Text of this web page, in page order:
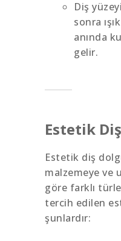
Diş
sonra
anında
gelir.
Estetik
Estetik diş
malzemeye ve
göre farklı
tercih edilen
şunlardır: